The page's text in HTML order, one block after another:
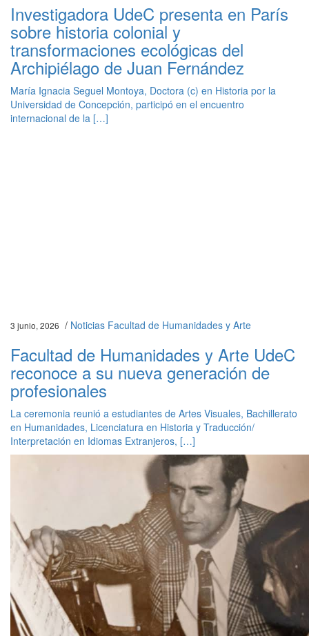
Investigadora UdeC presenta en París
sobre historia colonial y
transformaciones ecológicas del
Archipiélago de Juan Fernández
María Ignacia Seguel Montoya, Doctora (c) en Historia por la
Universidad de Concepción, participó en el encuentro
internacional de la […]
3 junio, 2026 / Noticias Facultad de Humanidades y Arte
Facultad de Humanidades y Arte UdeC
reconoce a su nueva generación de
profesionales
La ceremonia reunió a estudiantes de Artes Visuales, Bachillerato
en Humanidades, Licenciatura en Historia y Traducción/
Interpretación en Idiomas Extranjeros, […]